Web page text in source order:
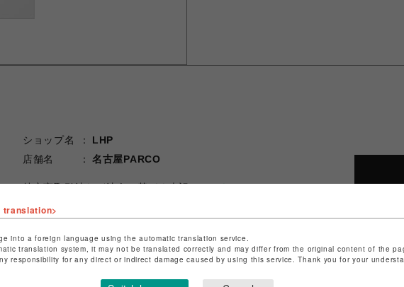
ショップ名
LHP
店舗名
名古屋PARCO
特定商取引法など法令に基づく表記はこちら
ショップお問い合わせは
translation>
into a foreign language using the automatic translation service.
translation system, it may not be translated correctly and may differ from the original content of the
responsibility for any direct or indirect damage caused by using this service. Thank you for your